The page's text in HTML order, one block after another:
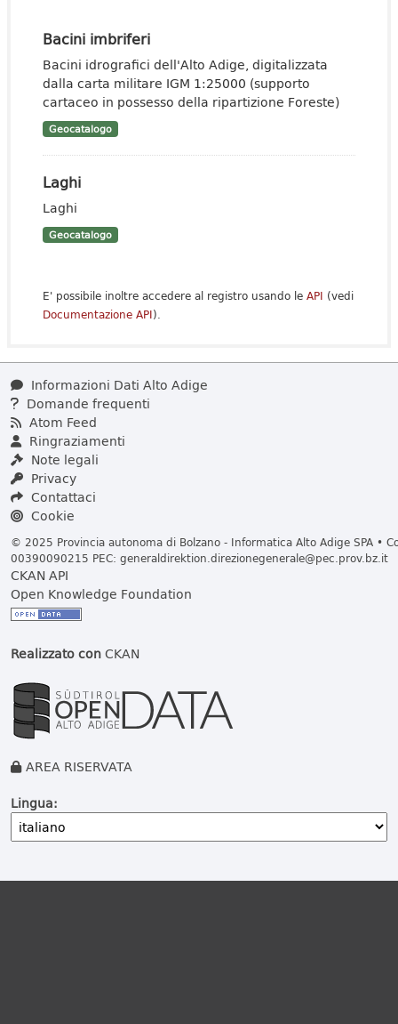
Bacini imbriferi
Bacini idrografici dell'Alto Adige, digitalizzata
dalla carta militare IGM 1:25000 (supporto
cartaceo in possesso della ripartizione Foreste)
Geocatalogo
Laghi
Laghi
Geocatalogo
E' possibile inoltre accedere al registro usando le API (vedi
Documentazione API).
Informazioni Dati Alto Adige
Domande frequenti
Atom Feed
Ringraziamenti
Note legali
Privacy
Contattaci
Cookie
© 2025 Provincia autonoma di Bolzano - Informatica Alto Adige SPA •
00390090215 PEC: generaldirektion.direzionegenerale@pec.prov.bz.it
CKAN API
Open Knowledge Foundation
Realizzato conCKAN
AREA RISERVATA
Lingua